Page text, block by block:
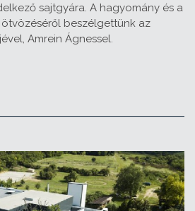
sajtgyára. A hagyomány és a
beszélgettünk az
Amrein Ágnessel.